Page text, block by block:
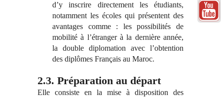
d’y inscrire directement les étudiants,
notamment les écoles qui présentent des
avantages comme : les possibilités de
mobilité à l’étranger à la dernière année,
la double diplomation avec l’obtention
des diplômes Français au Maroc.
2.3. Préparation au départ
Elle consiste en la mise à disposition des